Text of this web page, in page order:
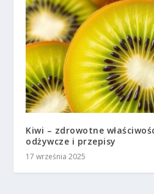
Kiwi – zdrowotne
odżywcze i przepisy
17 września 2025